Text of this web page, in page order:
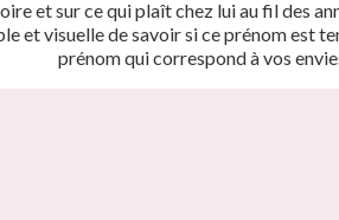
et sur ce qui plaît chez lui au fil des
et visuelle de savoir si ce prénom est
prénom qui correspond à vos